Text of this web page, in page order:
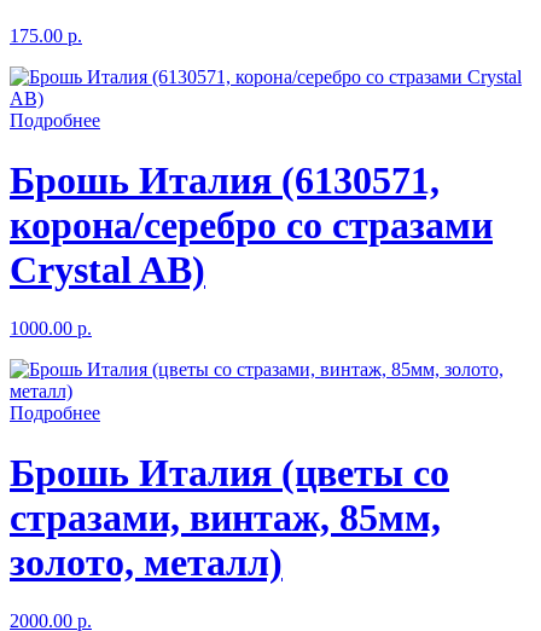
175.00 р.
Подробнее
Брошь Италия (6130571,
корона/серебро со стразами
Crystal AB)
1000.00 р.
Подробнее
Брошь Италия (цветы со
стразами, винтаж, 85мм,
золото, металл)
2000.00 р.